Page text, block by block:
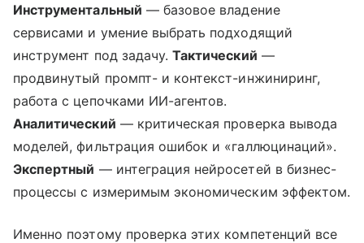
Инструментальный — базовое владение
сервисами и умение выбрать подходящий
инструмент под задачу.Тактический —
продвинутый промпт- и контекст-инжиниринг,
работа с цепочками ИИ-агентов.
Аналитический — критическая проверка вывода
моделей, фильтрация ошибок и «галлюцинаций».
Экспертный — интеграция нейросетей в бизнес-
процессы с измеримым экономическим эффектом.
Именно поэтому проверка этих компетенций все